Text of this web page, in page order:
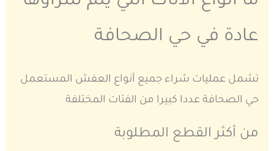
عادة في حي الصحافة
تشمل عمليات شراء جميع أنواع العفش المستعمل
حي الصحافة عددا كبيرا من الفئات المختلفة
من أكثر القطع المطلوبة